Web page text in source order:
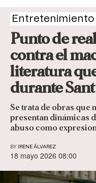
Entretenimiento
Punto de
contra el
literatura
durante
Se trata de obras que
presentan dinámicas
abuso como
BY IRENE ÁLVAREZ
18 mayo 2026 08:00